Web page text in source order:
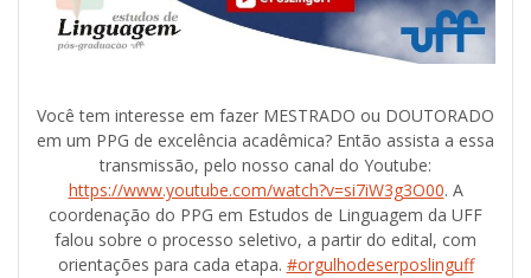
Você tem interesse em fazer MESTRADO ou DOUTORADO
em um PPG de excelência acadêmica? Então assista a essa
transmissão, pelo nosso canal do Youtube:
https://www.youtube.com/watch?v=si7iW3g3O00. A
coordenação do PPG em Estudos de Linguagem da UFF
falou sobre o processo seletivo, a partir do edital, com
orientações para cada etapa. #orgulhodeserposlinguff